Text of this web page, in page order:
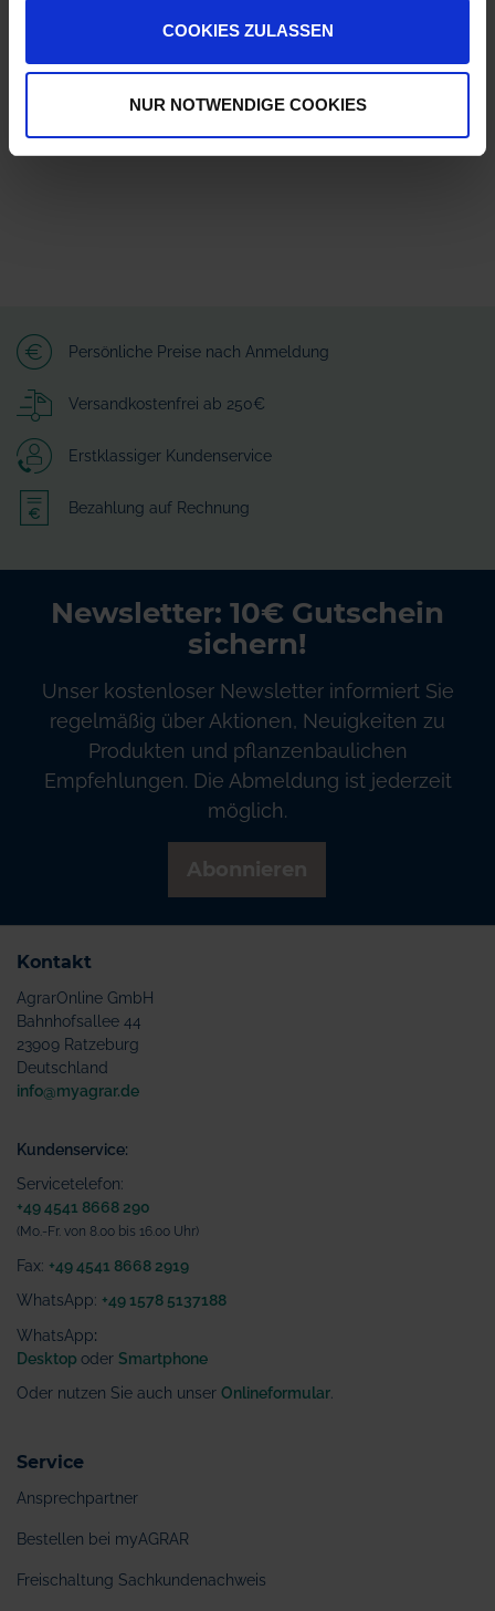
COOKIES ZULASSEN
NUR NOTWENDIGE COOKIES
Herstellerinformationen (GPSR)
Via A.Palladio 5/A
42048 Rubiera - Reggio nell Emilia - ITALY
Persönliche Preise nach Anmeldung
Versandkostenfrei ab 250€
Erstklassiger Kundenservice
Bezahlung auf Rechnung
Newsletter: 10€ Gutschein
sichern!
Unser kostenloser Newsletter informiert Sie
regelmäßig über Aktionen, Neuigkeiten zu
Produkten und pflanzenbaulichen
Empfehlungen. Die Abmeldung ist jederzeit
möglich.
Kontakt
AgrarOnline GmbH
Bahnhofsallee 44
23909 Ratzeburg
Deutschland
info@myagrar.de
Kundenservice:
Servicetelefon:
+49 4541 8668 290
(Mo.-Fr. von 8.00 bis 16.00 Uhr)
Fax: +49 4541 8668 2919
WhatsApp: +49 1578 5137188
WhatsApp:
Desktop oder Smartphone
Oder nutzen Sie auch unser Onlineformular
Service
Ansprechpartner
Bestellen bei myAGRAR
Freischaltung Sachkundenachweis